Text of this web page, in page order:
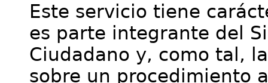
Este servicio tiene
es parte integrante del
Ciudadano y, como tal,
sobre un procedimiento